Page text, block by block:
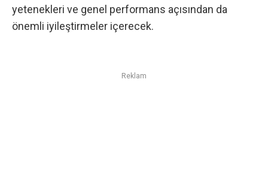
yetenekleri ve genel performans açısından da
önemli iyileştirmeler içerecek.
Reklam